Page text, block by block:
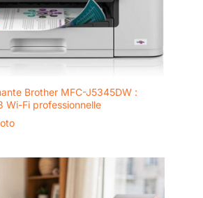
Brother MFC-J5345DW :
Wi-Fi professionnelle